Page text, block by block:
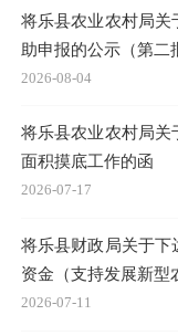
将乐县农业农村局关
助申报的公示（第二
2026-08-04
将乐县农业农村局关
面积摸底工作的函
2026-07-17
将乐县财政局关于下
资金（支持发展新型
2026-07-11